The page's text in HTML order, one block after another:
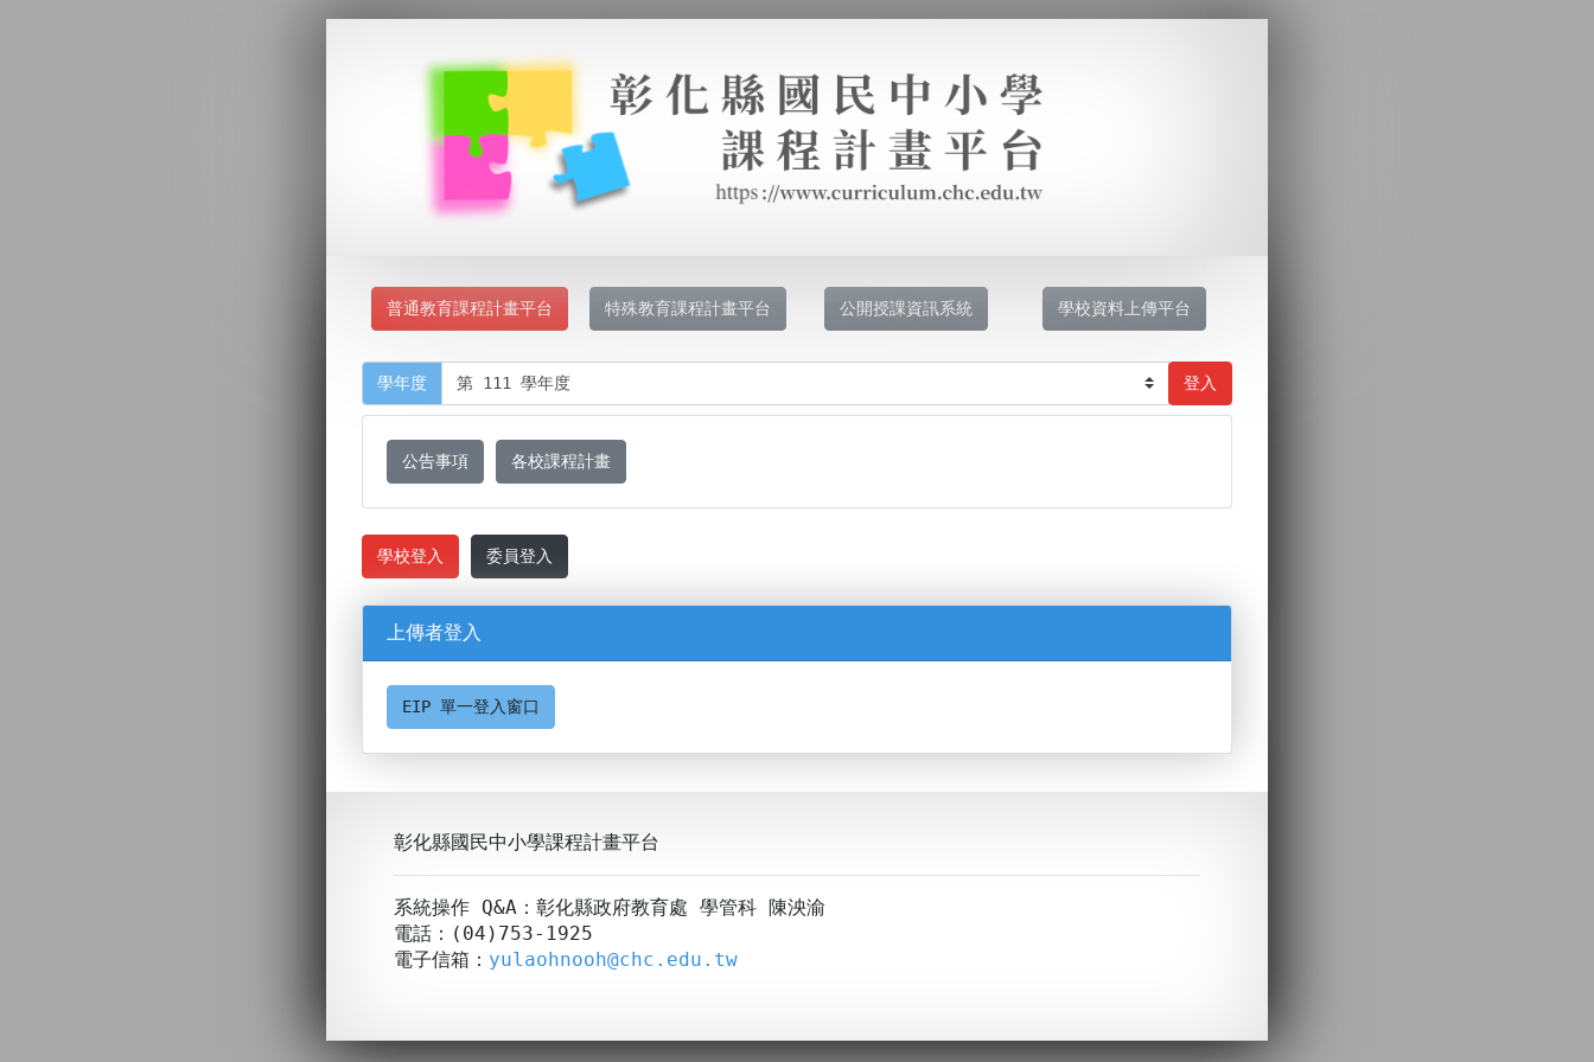
普通教育課程計畫平台 特殊教育課程計畫平台 公開授課資訊系統 學校資料上傳平台
學年度 登入
公告事項 各校課程計畫
學校登入 委員登入
上傳者登入
EIP 單一登入窗口
彰化縣國民中小學課程計畫平台
系統操作 Q&A：彰化縣政府教育處 學管科 陳泱渝
電話：(04)753-1925
電子信箱： yulaohnooh@chc.edu.tw